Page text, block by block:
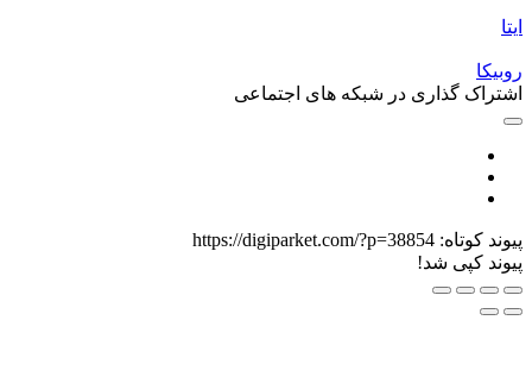
گذاری در شبکه های اجتماعی
کوتاه:https://digiparket.com/?p=38854
کپی شد!